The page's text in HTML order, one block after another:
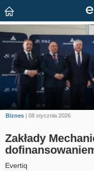
Biznes | 08 stycznia 2026
Zakłady
Evertiq